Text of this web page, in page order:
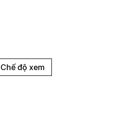
Chế độ xem